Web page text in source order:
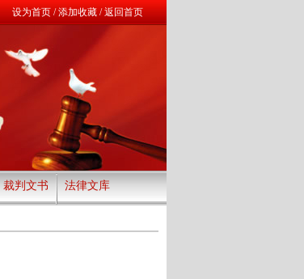
设为首页/添加收藏/返回首页
裁判文书 法律文库